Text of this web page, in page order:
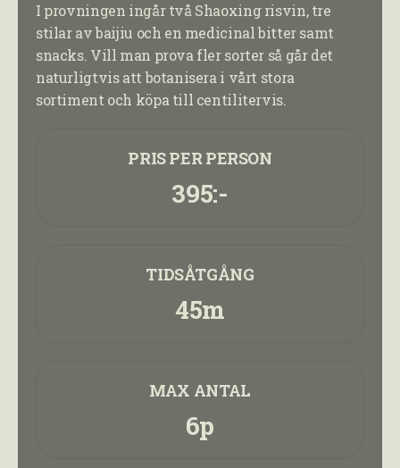
I provningen ingår två Shaoxing risvin, tre
stilar av baijiu och en medicinal bitter samt
snacks. Vill man prova fler sorter så går det
naturligtvis att botanisera i vårt stora
sortiment och köpa till centilitervis.
PRIS PER PERSON
395:-
TIDSÅTGÅNG
45m
MAX ANTAL
6p